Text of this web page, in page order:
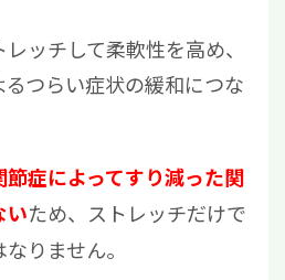
ッチして柔軟性を高め、
つらい症状の緩和につな
節症によってすり減った関
いため、ストレッチだけで
りません。